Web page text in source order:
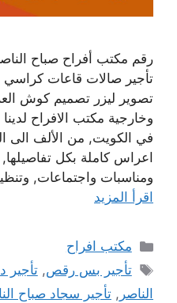
رقم مكتب أفراح صباح
تأجير صالات قاعات
تصوير ليزر تصميم كوش
وخارجية مكتب الافراح
في الكويت, من الألف الى
اعراس كاملة بكل
ومناسبات واجتماعات,
اقرأ المزيد
التصنيفات
مكتب افراح
الوسوم
تأجير بس رقص,
الناصر , تأجير سجاد صباح